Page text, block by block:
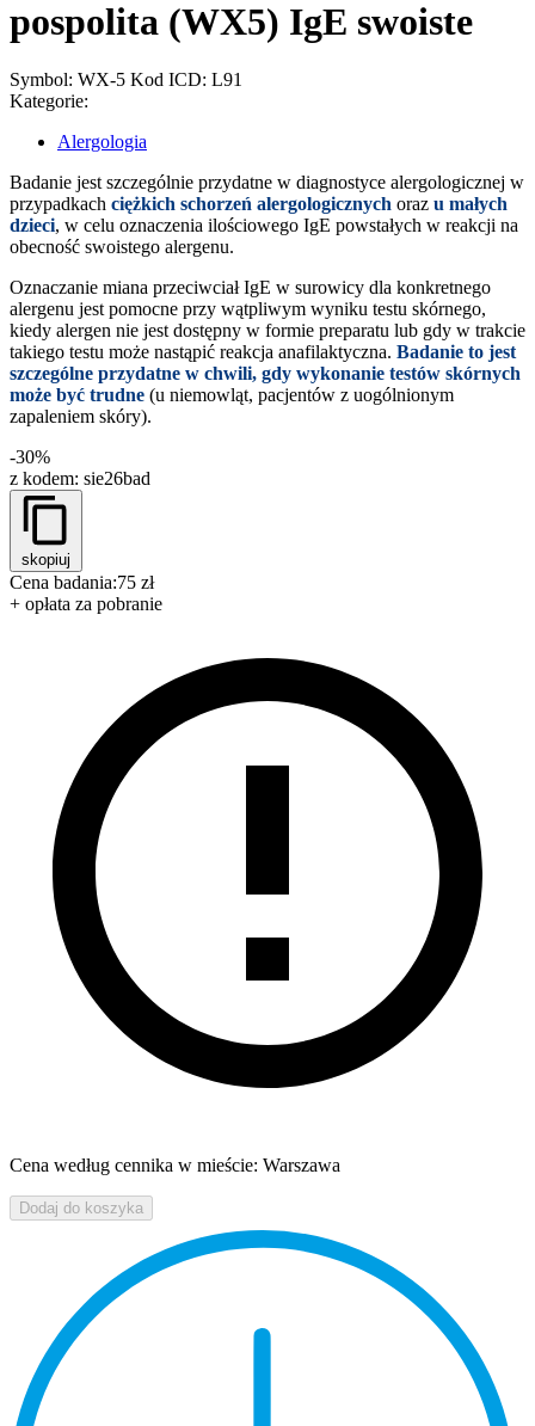
pospolita (WX5) IgE swoiste
Symbol: WX-5 Kod ICD: L91
Kategorie:
Alergologia
Badanie jest szczególnie przydatne w diagnostyce alergologicznej w
przypadkach ciężkich schorzeń alergologicznych oraz u małych
dzieci, w celu oznaczenia ilościowego IgE powstałych w reakcji na
obecność swoistego alergenu.
Oznaczanie miana przeciwciał IgE w surowicy dla konkretnego
alergenu jest pomocne przy wątpliwym wyniku testu skórnego,
kiedy alergen nie jest dostępny w formie preparatu lub gdy w trakcie
takiego testu może nastąpić reakcja anafilaktyczna. Badanie to jest
szczególne przydatne w chwili, gdy wykonanie testów skórnych
może być trudne (u niemowląt, pacjentów z uogólnionym
zapaleniem skóry).
-30%
z kodem: sie26bad
skopiuj
Cena badania:75 zł
+ opłata za pobranie
Cena według cennika w mieście: Warszawa
Dodaj do koszyka